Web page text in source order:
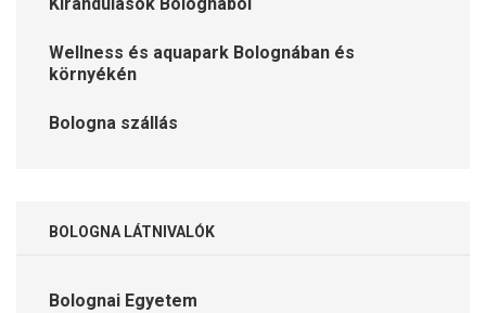
Wellness és aquapark Bolognában és
környékén
Bologna szállás
BOLOGNA LÁTNIVALÓK
Bolognai Egyetem